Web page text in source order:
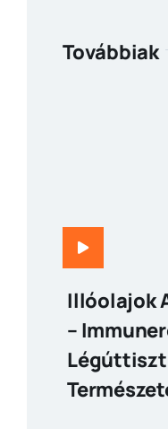
Továbbiak
Illóolajok
–